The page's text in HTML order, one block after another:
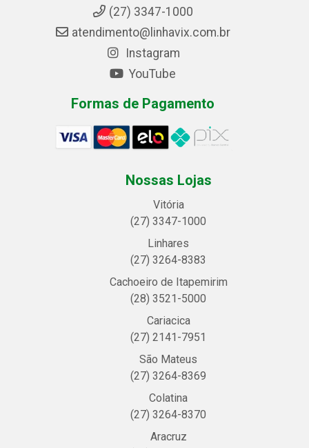
(27) 3347-1000
atendimento@linhavix.com.br
Instagram
YouTube
Formas de Pagamento
Nossas Lojas
Vitória
(27) 3347-1000
Linhares
(27) 3264-8383
Cachoeiro de Itapemirim
(28) 3521-5000
Cariacica
(27) 2141-7951
São Mateus
(27) 3264-8369
Colatina
(27) 3264-8370
Aracruz